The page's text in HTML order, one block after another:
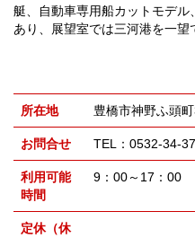
艇、自動車専用船カットモデ
あり、展望室では三河港を一望
所在地 豊橋市神野ふ頭
お問合せ TEL：0532-34-
利用可能
時間
9：00～17：00
定休（休